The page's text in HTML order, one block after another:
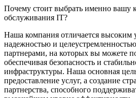
Почему стоит выбрать именно вашу
обслуживания IT?
Наша компания отличается высоким
надежностью и
партнерами, на которых вы можете
обеспечивая безопасность и
инфраструктуры. Наша основная
предоставление услуг, а создание
партнерства, способного